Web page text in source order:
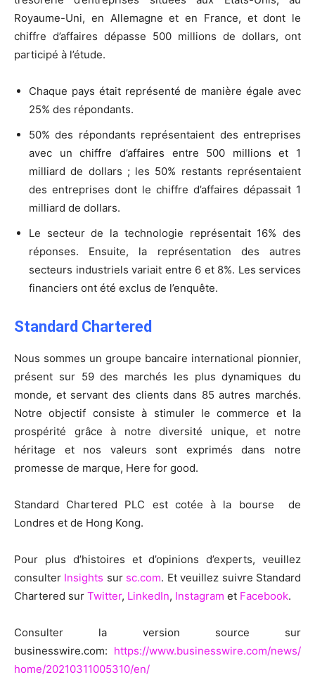
Royaume-Uni, en Allemagne et en France, et dont le
chiffre d’affaires dépasse 500 millions de dollars, ont
participé à l’étude.
Chaque pays était représenté de manière égale avec
25% des répondants.
50% des répondants représentaient des entreprises
avec un chiffre d’affaires entre 500 millions et 1
milliard de dollars ; les 50% restants représentaient
des entreprises dont le chiffre d’affaires dépassait 1
milliard de dollars.
Le secteur de la technologie représentait 16% des
réponses. Ensuite, la représentation des autres
secteurs industriels variait entre 6 et 8%. Les services
financiers ont été exclus de l’enquête.
Standard Chartered
Nous sommes un groupe bancaire international pionnier,
présent sur 59 des marchés les plus dynamiques du
monde, et servant des clients dans 85 autres marchés.
Notre objectif consiste à stimuler le commerce et la
prospérité grâce à notre diversité unique, et notre
héritage et nos valeurs sont exprimés dans notre
promesse de marque, Here for good.
Standard Chartered PLC est cotée à la bourse de
Londres et de Hong Kong.
Pour plus d’histoires et d’opinions d’experts, veuillez
consulter Insights sur sc.com. Et veuillez suivre Standard
Chartered sur Twitter, LinkedIn, Instagram et Facebook.
Consulter la version source sur
businesswire.com: https://www.businesswire.com/news/
home/20210311005310/en/